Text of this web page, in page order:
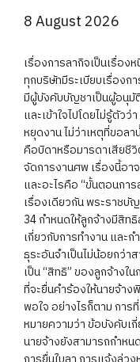
8 August 2026
เรื่องการลากิจเป็นเรื่อง
ทุกบริษัทมีระเบียบเรื่องก
มีผู้บังคับบัญชาเป็นผู้อนุมั
และเข้าใจไปโดยไม่รู้ตัว
หยุดงาน ไม่ว่าเหตุที่ขอล
คือบิดาหรือมารดาเสียชี
จัดการงานศพ เรื่องนี้อา
และอะไรคือ “ขั้นตอนกา
เรื่องเดียวกัน พระราช
34 กำหนดให้ลูกจ้างมีสิท
เกี่ยวกับการทำงาน และ
ธุระอันจำเป็นไม่น้อยกว่า
เป็น “สิทธิ” ของลูกจ้างใ
ที่จะยื่นคำร้องให้นายจ้า
พอใจ อย่างไรก็ตาม การ
หมายความว่า ข้อบังคับเ
นายจ้างยังสามารถกำห